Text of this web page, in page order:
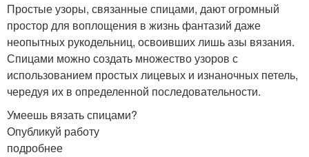
Шапка с узором
Узор из вертикальных
дорожек
Женские шапки
Простые узоры, связанные спицами, дают огромный
простор для воплощения в жизнь фантазий даже
неопытных рукодельниц, освоивших лишь азы вязания.
Спицами можно создать множество узоров с
использованием простых лицевых и изнаночных петель,
чередуя их в определенной последовательности.
Умеешь вязать спицами?
Опубликуй работу
подробнее